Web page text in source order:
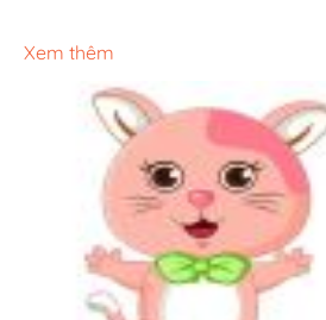
Xem thêm